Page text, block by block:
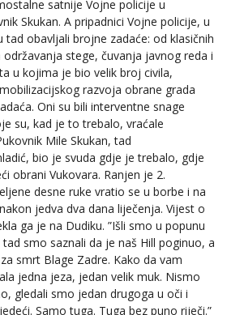
satnije Vojne policije u
Skukan. A pripadnici Vojne policije, u
tad obavljali brojne zadaće: od klasičnih
stege, čuvanja javnog reda i
u kojima je bio velik broj civila,
razvoja obrane grada
Oni su bili interventne snage
su, kad je to trebalo, vraćale
Mile Skukan, tad
bio je svuda gdje je trebalo, gdje
obrani Vukovara. Ranjen je 2.
desne ruke vratio se u borbe i na
jedva dva dana liječenja. Vijest o
ga je na Dudiku. ”Išli smo u popunu
smo saznali da je naš Hill poginuo, a
smrt Blage Zadre. Kako da vam
jedna jeza, jedan velik muk. Nismo
gledali smo jedan drugoga u oči i
Samo tuga. Tuga bez puno riječi.”